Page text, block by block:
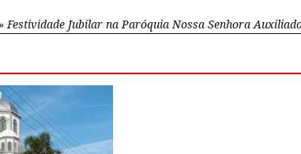
Festividade Jubilar na Paróquia Nossa Senhora